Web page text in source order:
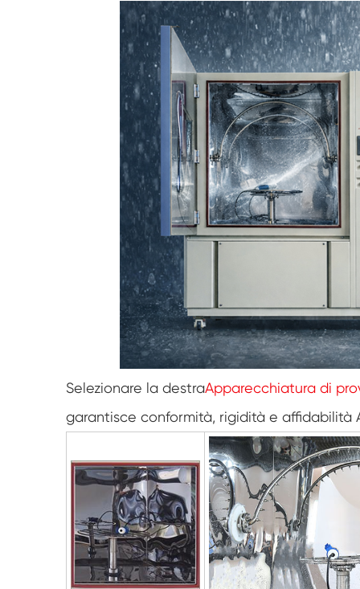
Selezionare la destraApparecchiatura di
garantisce conformità, rigidità e affidabilità